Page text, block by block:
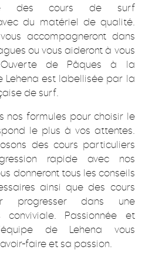
des cours de surf
du matériel de qualité.
accompagneront dans
ou vous aideront à vous
Ouverte de Pâques à la
Lehena est labellisée par la
de surf.
nos formules pour choisir le
le plus à vos attentes.
des cours particuliers
rapide avec nos
donneront tous les conseils
ainsi que des cours
progresser dans une
conviviale. Passionnée et
de Lehena vous
faire et sa passion.